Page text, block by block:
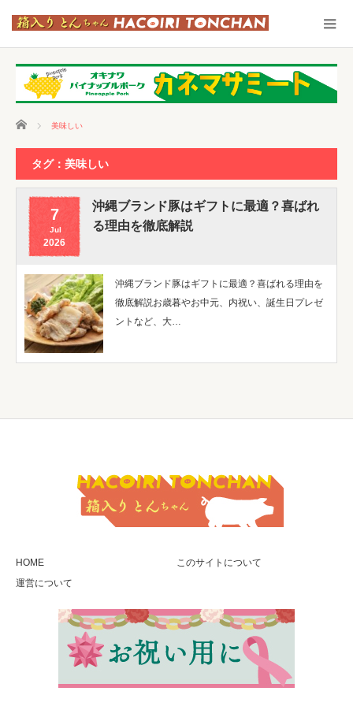
ホーム 美味しい
タグ：美味しい
7
Jul
2026
沖縄ブランド豚はギフトに最適？喜ばれ
る理由を徹底解説
沖縄ブランド豚はギフトに最適？喜ばれる理由を
徹底解説お歳暮やお中元、内祝い、誕生日プレゼ
ントなど、大…
HOME
このサイトについて
運営について